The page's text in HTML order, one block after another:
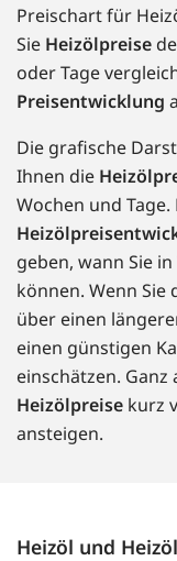
Preischart für
Sie Heizölpreise
oder Tage
Preisentwicklung
Die grafische
Ihnen die
Wochen und
geben, wann Sie
können. Wenn Sie
über einen
einen günstigen
einschätzen.
Heizölpreise kurz
ansteigen.
Heizöl und